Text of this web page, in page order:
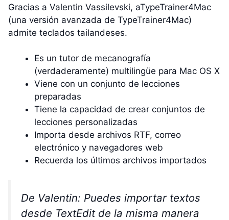
Gracias a Valentin Vassilevski, aTypeTrainer4Mac
(una versión avanzada de TypeTrainer4Mac)
admite teclados tailandeses.
Es un tutor de mecanografía
(verdaderamente) multilingüe para Mac OS X
Viene con un conjunto de lecciones
preparadas
Tiene la capacidad de crear conjuntos de
lecciones personalizadas
Importa desde archivos RTF, correo
electrónico y navegadores web
Recuerda los últimos archivos importados
De Valentin: Puedes importar textos
desde TextEdit de la misma manera